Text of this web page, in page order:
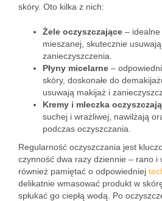
skóry. Oto kilka z nich:
Żele oczyszczające – idealne
mieszanej, skutecznie
zanieczyszczenia.
Płyny micelarne –
skóry, doskonałe do
usuwają makijaż i
Kremy i mleczka
suchej i wrażliwej, nawilżają
podczas oczyszczania.
Regularność oczyszczania jest
czynność dwa razy dziennie – rano i
również pamiętać o odpowiedniej
delikatnie wmasować produkt w
spłukać go ciepłą wodą. Po